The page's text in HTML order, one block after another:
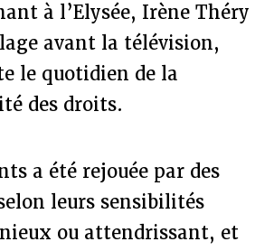
à l’Elysée, Irène Théry
avant la télévision,
le quotidien de la
des droits.
a été rejouée par des
leurs sensibilités
ou attendrissant, et